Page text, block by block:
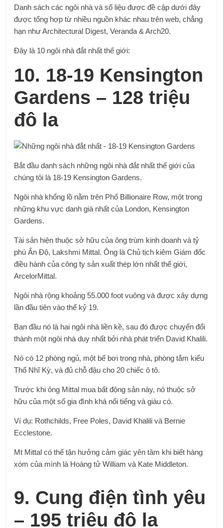
Danh sách các ngôi nhà và số liệu được đề cập dưới đây
được tổng hợp từ nhiều nguồn khác nhau trên web, chẳng
hạn như Architectural Digest, Veranda & Arch20.
Đây là 10 ngôi nhà đắt nhất thế giới:
10. 18-19 Kensington
Gardens – 128 triệu
đô la
Bắt đầu danh sách những ngôi nhà đắt nhất thế giới của
chúng tôi là 18-19 Kensington Gardens.
Ngôi nhà khổng lồ nằm trên Phố Billionaire Row, một trong
những khu vực danh giá nhất của London, Kensington
Gardens.
Tài sản hiện thuộc sở hữu của ông trùm kinh doanh và tỷ
phú Ấn Độ, Lakshmi Mittal. Ông là Chủ tịch kiêm Giám đốc
điều hành của công ty sản xuất thép lớn nhất thế giới,
ArcelorMittal.
Ngôi nhà rộng khoảng 55.000 foot vuông và được xây dựng
lần đầu tiên vào thế kỷ 19.
Ban đầu nó là hai ngôi nhà liền kề, sau đó được chuyển đổi
thành một ngôi nhà duy nhất bởi nhà phát triển David Khalili.
Nó có 12 phòng ngủ, một bể bơi trong nhà, phòng tắm kiểu
Thổ Nhĩ Kỳ, và đủ chỗ đậu cho 20 chiếc ô tô.
Trước khi ông Mittal mua bất động sản này, nó thuộc sở
hữu của một số gia đình khá nổi tiếng và giàu có.
Ví dụ: Rothchilds, Free Poles, David Khalili và Bernie
Ecclestone.
Mt Mittal có thể tận hưởng cảm giác yên tâm khi biết hàng
xóm của mình là Hoàng tử William và Kate Middleton.
9. Cung điện tình yêu
– 195 triệu đô la